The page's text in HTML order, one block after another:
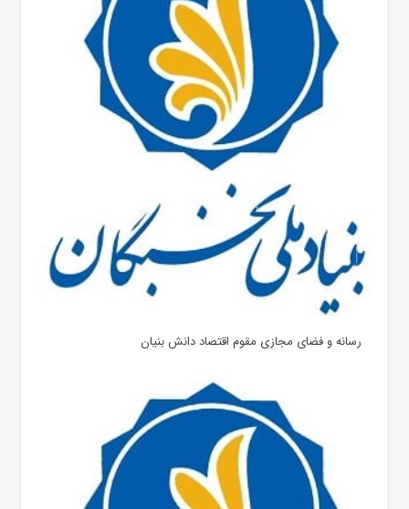
رسانه و فضای مجازی مقوم اقتصاد دانش بنیان